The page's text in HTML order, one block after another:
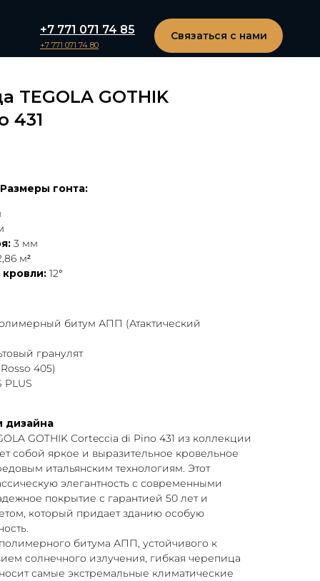
+7 771 071 74 85
+7 771 071 74 80
Связаться с нами
TEGOLA GOTHIK
431
гонта:
3 мм
м²
12°
битум АПП (Атактический
гранулят
405)
PLUS
дизайна
GOTHIK Corteccia di Pino 431 из коллекции
собой яркое и выразительное кровельное
итальянским технологиям. Этот
элегантность с современными
покрытие с гарантией 50 лет и
который придает зданию особую
битума АПП, устойчивого к
солнечного излучения, гибкая черепица
самые экстремальные климатические